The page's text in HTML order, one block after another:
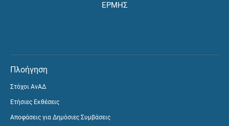
ΕΡΜΗΣ
Πλοήγηση
Στόχοι ΑνΑΔ
Ετήσιες Εκθέσεις
Αποφάσεις για Δημόσιες Συμβάσεις